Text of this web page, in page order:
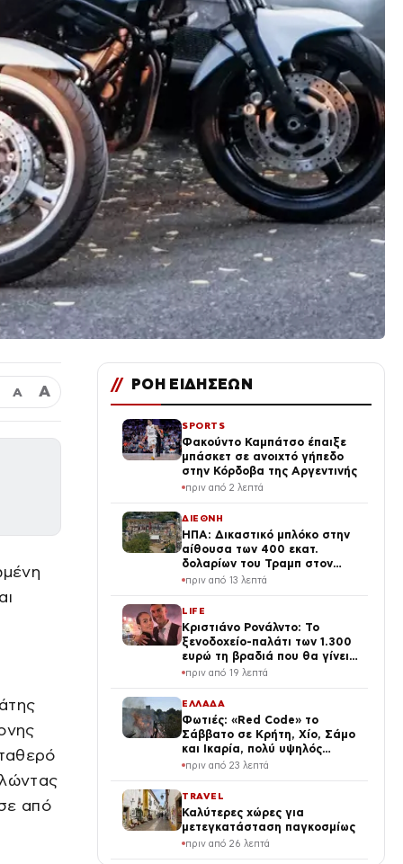
Α Α
από
// ΡΟΗ ΕΙΔΗΣΕΩΝ
SPORTS
Φακούντο Καμπάτσο έπαιξε
μπάσκετ σε ανοιχτό γήπεδο
στην Κόρδοβα της Αργεντινής
πριν από 2 λεπτά
ΔΙΕΘΝΗ
ΗΠΑ: Δικαστικό μπλόκο στην
αίθουσα των 400 εκατ.
δολαρίων του Τραμπ στον
Λευκό Οίκο
πριν από 13 λεπτά
LIFE
Κριστιάνο Ρονάλντο: Το
ξενοδοχείο-παλάτι των 1.300
ευρώ τη βραδιά που θα γίνει
η δεξίωση του γάμου
πριν από 19 λεπτά
ΕΛΛΑΔΑ
Φωτιές: «Red Code» το
Σάββατο σε Κρήτη, Χίο, Σάμο
και Ικαρία, πολύ υψηλός
κίνδυνος και στην Αττική
πριν από 23 λεπτά
TRAVEL
Καλύτερες χώρες για
μετεγκατάσταση παγκοσμίως
πριν από 26 λεπτά